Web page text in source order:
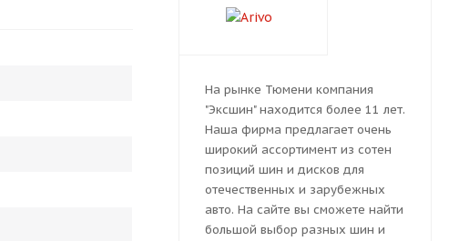
На рынке Тюмени компания
"Эксшин" находится более 11 лет.
Наша фирма предлагает очень
широкий ассортимент из сотен
позиций шин и дисков для
отечественных и зарубежных
авто. На сайте вы сможете найти
большой выбор разных шин и